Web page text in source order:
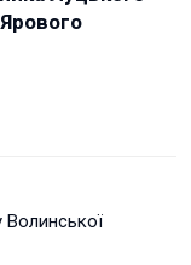
Ярового
Волинської